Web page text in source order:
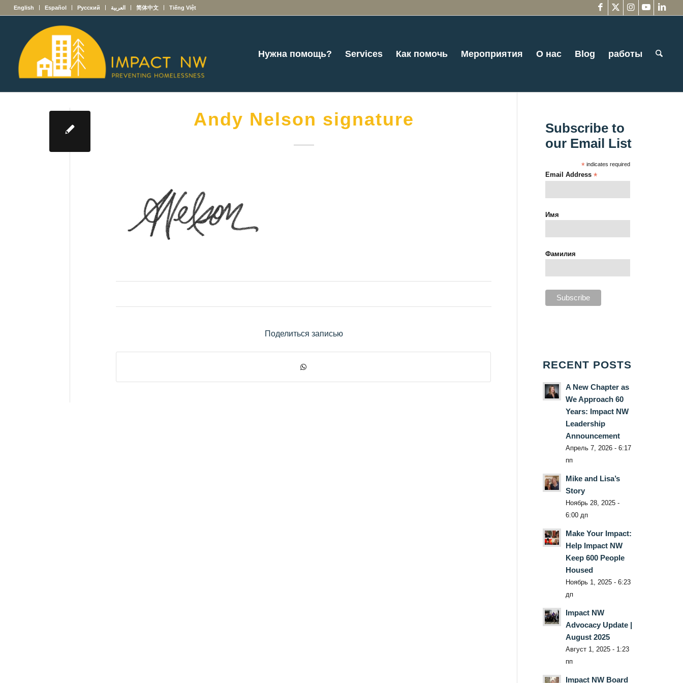
English Español Русский العربية 简体中文 Tiếng Việt
Нужна помощь? Services Как помочь Мероприятия О нас Blog работы
Andy Nelson signature
Поделиться записью
Subscribe to
our Email List
* indicates required
Email Address*
Имя
Фамилия
RECENT POSTS
A New Chapter as
We Approach 60
Years: Impact NW
Leadership
Announcement
Апрель 7, 2026 - 6:17
пп
Mike and Lisa’s
Story
Ноябрь 28, 2025 -
6:00 дп
Make Your Impact:
Help Impact NW
Keep 600 People
Housed
Ноябрь 1, 2025 - 6:23
дп
Impact NW
Advocacy Update |
August 2025
Август 1, 2025 - 1:23
пп
Impact NW Board